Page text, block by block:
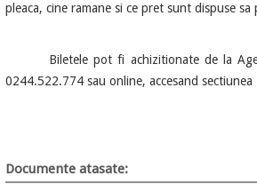
pleaca, cine ramane si ce pret sunt dispuse
Biletele pot fi achizitionate de la
0244.522.774 sau online, accesand
Documente atasate: